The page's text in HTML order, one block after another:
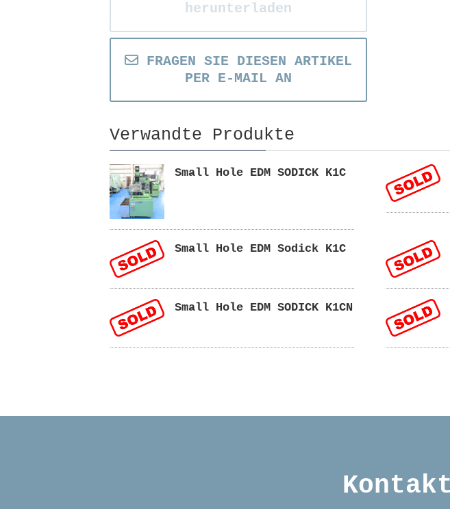
herunterladen
FRAGEN SIE DIESEN ARTIKEL
PER E-MAIL AN
Verwandte Produkte
Small Hole EDM SODICK K1C
Small Hole EDM Sodick K1C
Small Hole EDM SODICK K1CN